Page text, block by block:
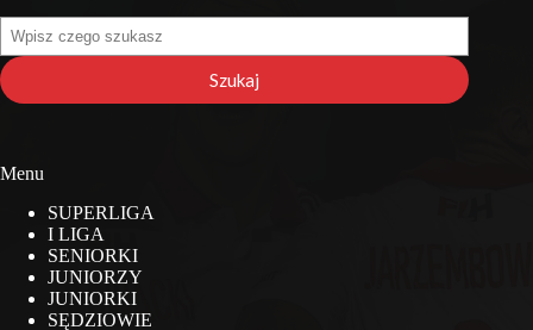
Szukaj
na
stronie
Szukaj
Menu
SUPERLIGA
I LIGA
SENIORKI
JUNIORZY
JUNIORKI
SĘDZIOWIE